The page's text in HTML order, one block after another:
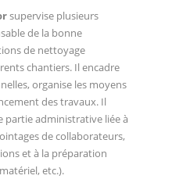
supervise plusieurs
de la bonne
de nettoyage
chantiers. Il encadre
organise les moyens
des travaux. Il
partie administrative liée à
de collaborateurs,
et à la préparation
etc.).